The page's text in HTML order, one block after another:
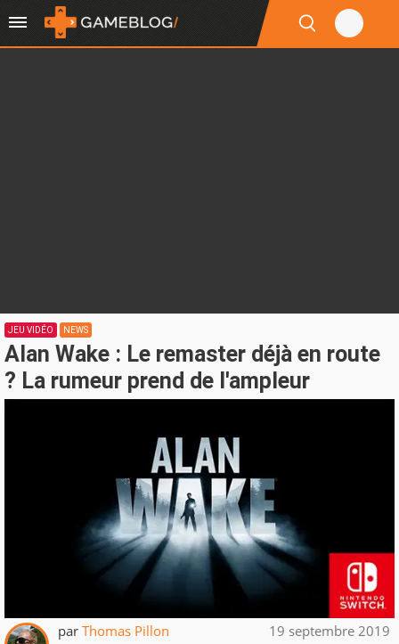
JEU VIDÉO NEWS
Alan Wake : Le remaster déjà en route
? La rumeur prend de l'ampleur
par Thomas Pillon 19 septembre 2019